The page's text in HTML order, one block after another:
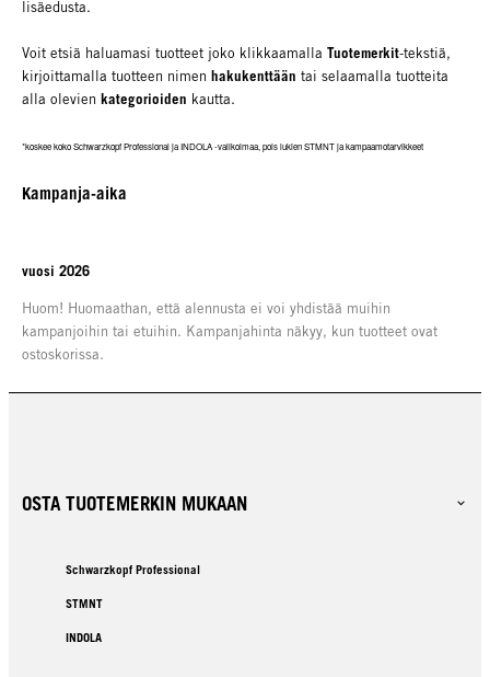
lisäedusta.
Voit etsiä haluamasi tuotteet joko klikkaamalla Tuotemerkit-tekstiä,
kirjoittamalla tuotteen nimen hakukenttään tai selaamalla tuotteita
alla olevien kategorioiden kautta.
*koskee koko Schwarzkopf Professional ja INDOLA -valikoimaa, pois lukien STMNT ja kampaamotarvikkeet
Kampanja-aika
vuosi 2026
Huom! Huomaathan, että alennusta ei voi yhdistää muihin
kampanjoihin tai etuihin. Kampanjahinta näkyy, kun tuotteet ovat
ostoskorissa.
OSTA TUOTEMERKIN MUKAAN
Schwarzkopf Professional
STMNT
INDOLA